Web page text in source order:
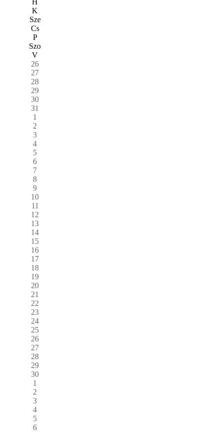
K
Sze
Cs
P
Szo
V
26
27
28
29
30
31
1
2
3
4
5
6
7
8
9
10
11
12
13
14
15
16
17
18
19
20
21
22
23
24
25
26
27
28
29
30
1
2
3
4
5
6